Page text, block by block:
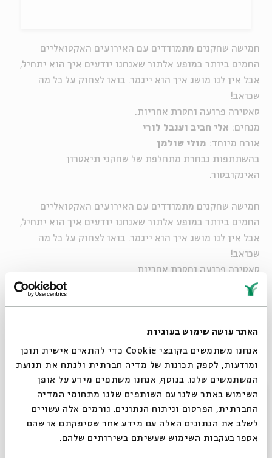
האתר עושה שימוש בעוגיות
אנחנו משתמשים בקובצי Cookie כדי להתאים אישית תוכן
ומודעות, לספק תכונות של מדיה חברתית ולנתח את תנועת
המשתמשים שלנו. בנוסף, אנחנו משתפים מידע על אופן
השימוש באתר שלנו עם השותפים שלנו מתחומי המדיה
החברתית, הפרסום וניתוח הנתונים. גורמים אלה עשויים
לשלב את הנתונים האלה עם מידע אחר שסיפקתם או שהם
אספו בעקבות השימוש שעשיתם בשירותים שלהם.
חמישה שחקנים מתמודדים עם האירועים האקטואליים
החמים ביותר במופע אלתור שאנחנו יודעים איך הוא יתחיל,
אבל אין לנו מושג איך הוא ייגמר. בואו לצחוק על כל מה
שכואב!
סאטירה פרועה וחסרת אחריות.
מנחים: אלי חביב וענבל לורי
אורח מיוחד: מולי שולמן
בהשתתפות נבחרת מתחלפת של שחקני תיאטרון
האינקובטור.
חמישה שחקנים מתמודדים עם האירועים האקטואליים
החמים ביותר במופע אלתור שאנחנו יודעים איך הוא יתחיל,
אבל אין לנו מושג איך הוא ייגמר. בואו לצחוק על כל מה
שכואב!
סאטירה פרועה וחסרת אחריות.
מנחים:
אביבי, דרור קרן, אלון נוימן, נדב בושם, רועי צדוק, מולי
שולמן, לירון גילרמן ויובל כהן.
ימי חמישי בשעה 20:30, במועדים שלהלן.
שיתוף הוספה ליומן הרשמה לאירועים דומים
סגור